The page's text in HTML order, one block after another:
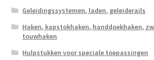
Geleidingssystemen, laden, geleiderails
Haken, kapstokhaken, handdoekhaken,
touwhaken
Hulpstukken voor speciale toepassingen